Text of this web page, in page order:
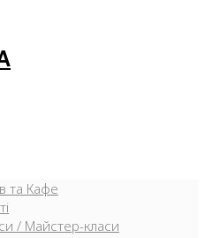
та Кафе
/ Майстер-класи